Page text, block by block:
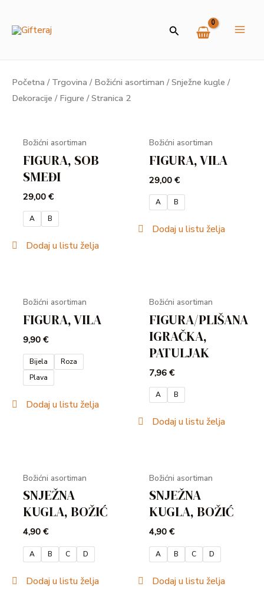
Search
Početna / Trgovina / Božićni asortiman /Snježne kugle /
Dekoracije / Figure / Stranica 2
Božićni asortiman
FIGURA, SOB
SMEĐI
29,00€
A B
Dodaj u listu želja
Božićni asortiman
FIGURA, VILA
29,00€
A B
Dodaj u listu želja
Božićni asortiman
FIGURA, VILA
9,90€
Bijela
Roza
Plava
Dodaj u listu želja
Božićni asortiman
FIGURA/PLIŠANA
IGRAČKA,
PATULJAK
7,96€
A B
Dodaj u listu želja
Božićni asortiman
SNJEŽNA
KUGLA, BOŽIĆ
4,90€
A B C D
Dodaj u listu želja
Božićni asortiman
SNJEŽNA
KUGLA, BOŽIĆ
4,90€
A B C D
Dodaj u listu želja